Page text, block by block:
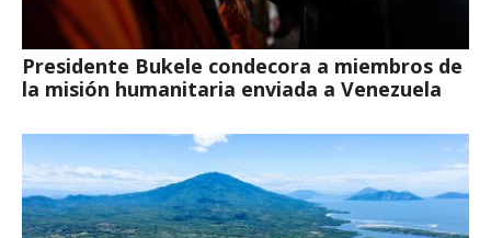
Presidente Bukele condecora a miembros de
la misión humanitaria enviada a Venezuela